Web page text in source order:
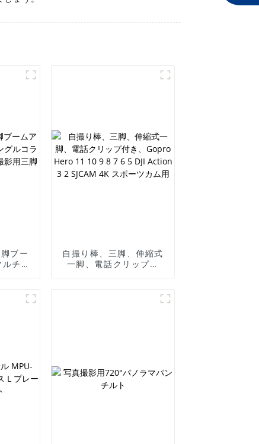
ブー
チア
自撮り棒、三脚、伸縮式
一脚、電話クリップ付
2 SJCAM 4K スポーツカ